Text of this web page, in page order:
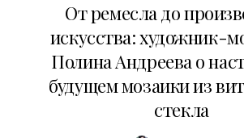
От ремесла до
искусства: художник-
Полина Андреева о
будущем мозаики из
стекла